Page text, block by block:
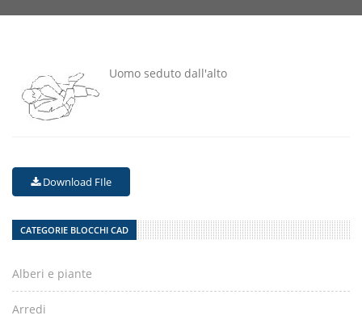
Uomo seduto dall'alto
Download FIle
CATEGORIE BLOCCHI CAD
Alberi e piante
Arredi